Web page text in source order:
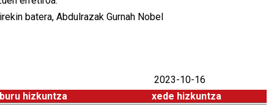
batera, Abdulrazak Gurnah Nobel
2023-10-16
hizkuntza
xede hizkuntza